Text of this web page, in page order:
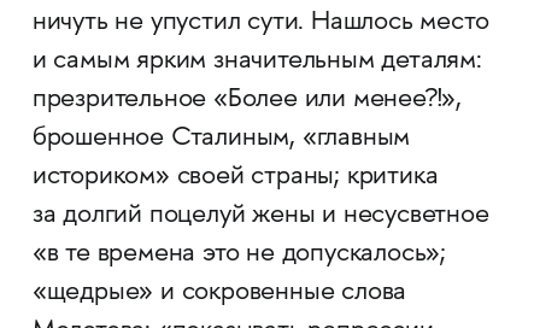
ничуть не упустил сути. Нашлось место
и самым ярким значительным деталям:
презрительное «Более или менее?!»,
брошенное Сталиным, «главным
историком» своей страны; критика
за долгий поцелуй жены и несусветное
«в те времена это не допускалось»;
«щедрые» и сокровенные слова